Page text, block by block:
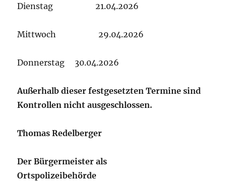
Dienstag 21.04.2026
Mittwoch 29.04.2026
Donnerstag 30.04.2026
Außerhalb dieser festgesetzten Termine sind
Kontrollen nicht ausgeschlossen.
Thomas Redelberger
Der Bürgermeister als
Ortspolizeibehörde